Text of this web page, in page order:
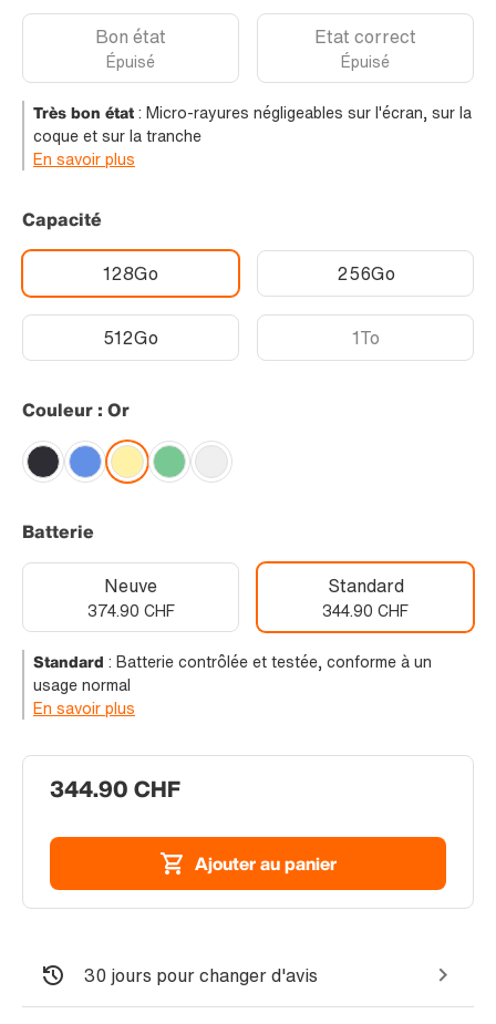
344.90 CHF
Ajouter au panier
Bon état
Épuisé
Etat correct
Épuisé
Très bon état: Micro-rayures négligeables sur l'écran, sur la
coque et sur la tranche
En savoir plus
Capacité
128Go 256Go
512Go 1To
Couleur : Or
Batterie
Neuve
374.90 CHF
Standard
344.90 CHF
Standard : Batterie contrôlée et testée, conforme à un
usage normal
En savoir plus
30 jours pour changer d'avis